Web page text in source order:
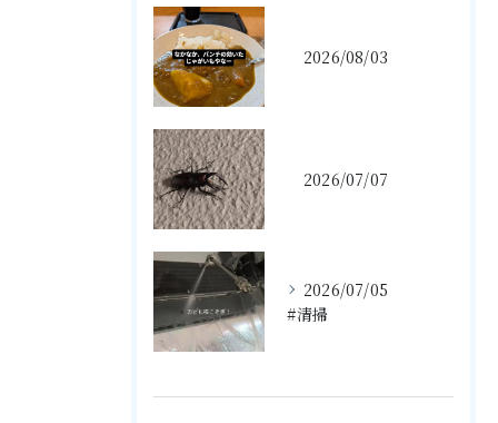
2026/08/03
2026/07/07
2026/07/05
#清掃